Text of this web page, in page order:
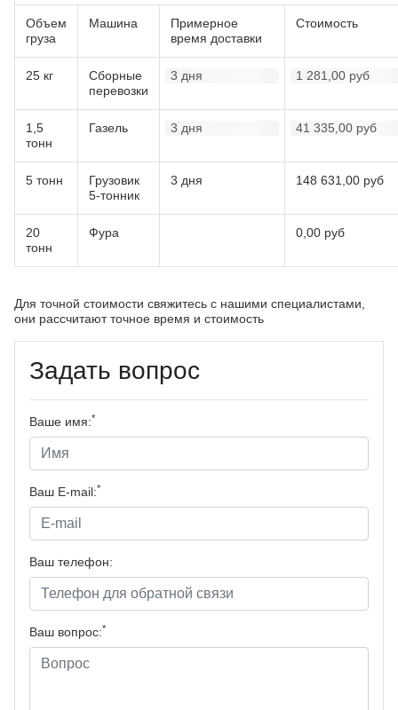
Объем
груза
Машина
Примерное
время доставки
Стоимость
25 кг
Сборные
перевозки
3 дня 1 281,00 руб
1,5
тонн
Газель 3 дня 41 335,00 руб
5 тонн
Грузовик
5-тонник
3 дня 148 631,00 руб
20
тонн
Фура 0,00 руб
Для точной стоимости свяжитесь с нашими специалистами,
они рассчитают точное время и стоимость
Задать вопрос
Ваше имя:*
Ваш E-mail:*
Ваш телефон:
Ваш вопрос:*